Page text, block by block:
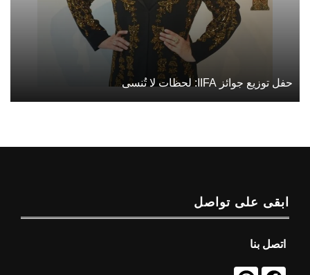
حفل توزيع جوائز IIFA: لحظات لا تُنسى
ابقى على تواصل
اتصل بنا